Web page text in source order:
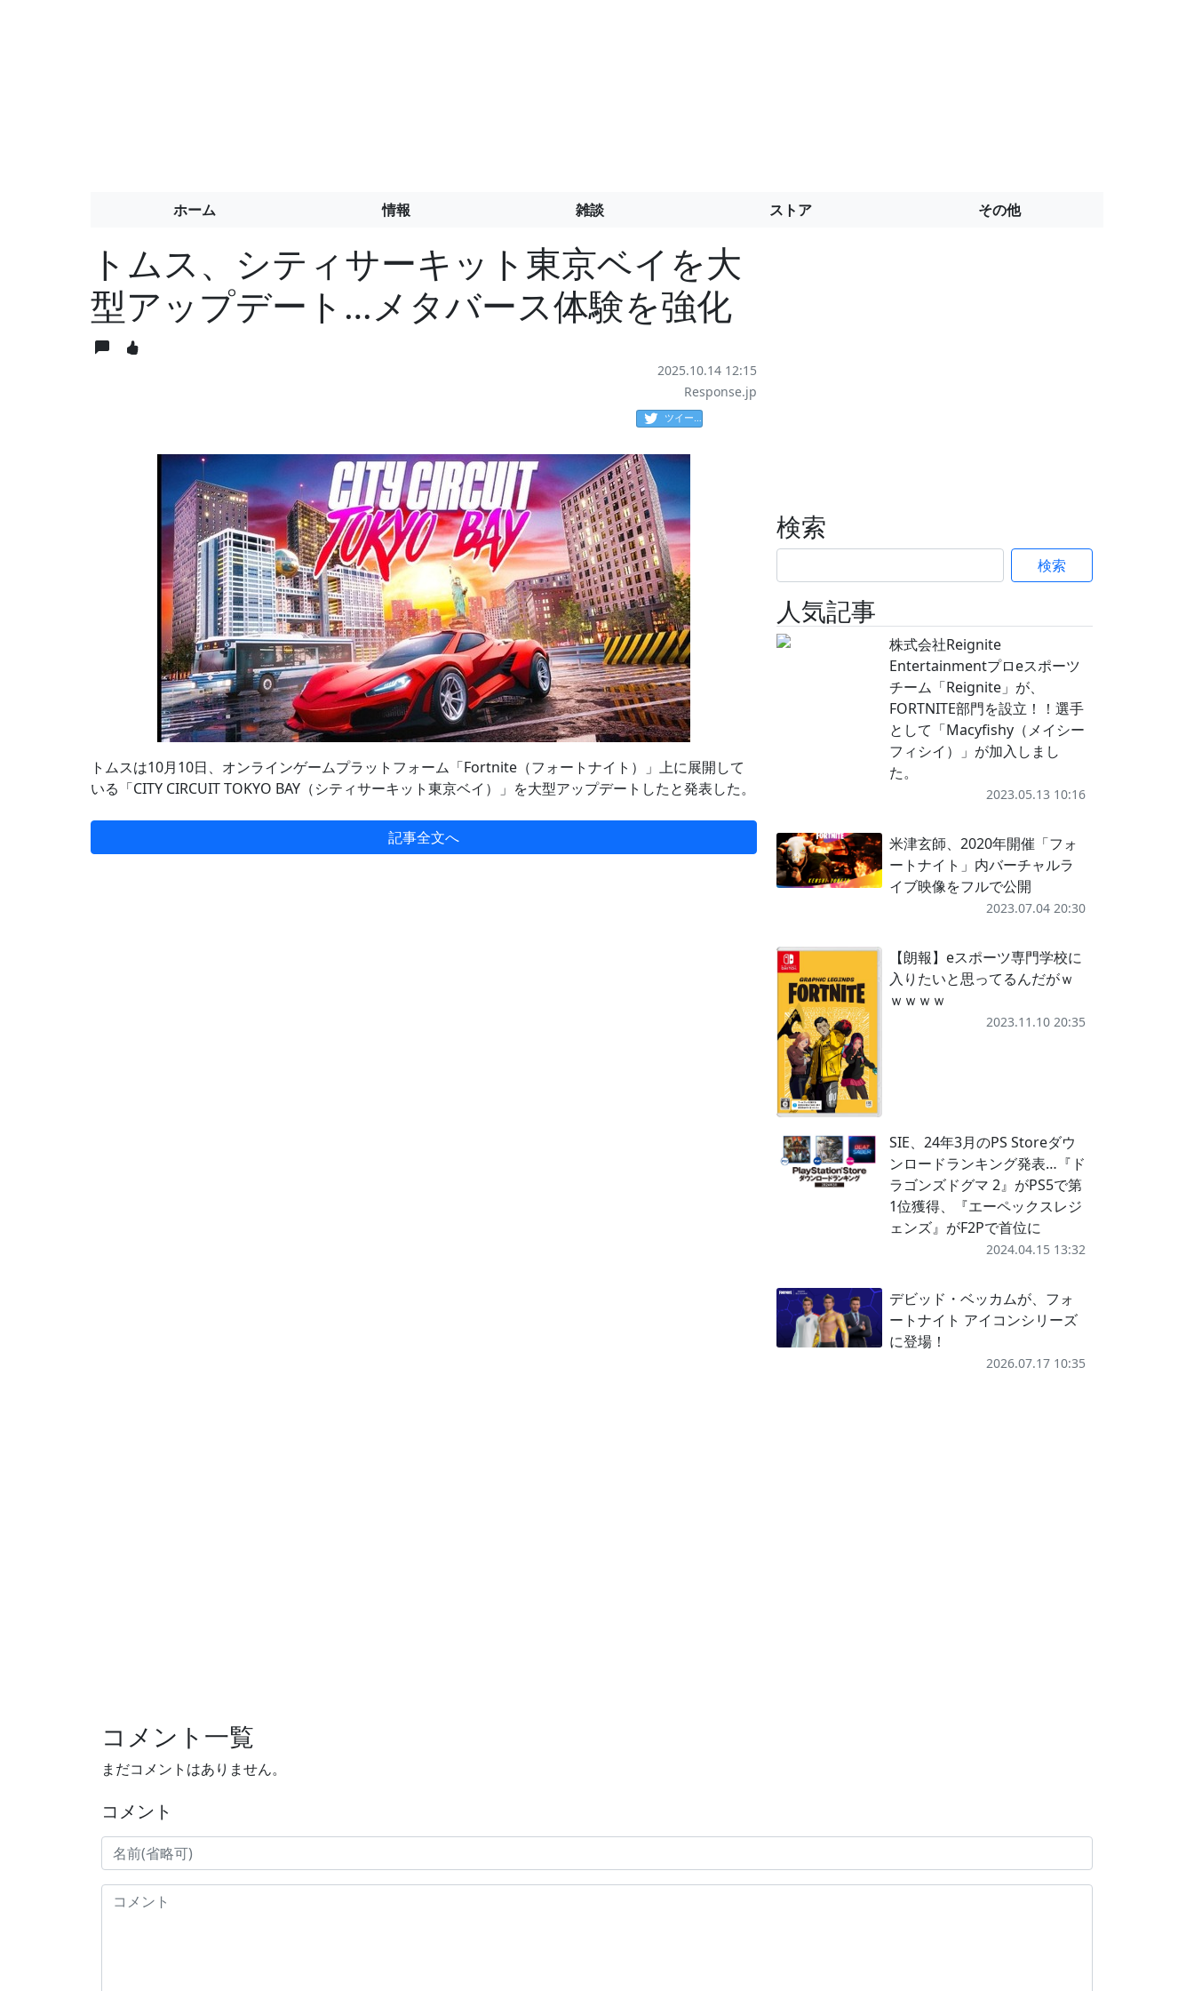
ホーム 情報 雑談 ストア その他
トムス、シティサーキット東京ベイを大
型アップデート…メタバース体験を強化
2025.10.14 12:15
Response.jp
ツイート
トムスは10月10日、オンラインゲームプラットフォーム「Fortnite（フォートナイト）」上に展開して
いる「CITY CIRCUIT TOKYO BAY（シティサーキット東京ベイ）」を大型アップデートしたと発表した。
記事全文へ
検索
検索
人気記事
株式会社Reignite
Entertainmentプロeスポーツ
チーム「Reignite」が、
FORTNITE部門を設立！！選手
として「Macyfishy（メイシー
フィシイ）」が加入しまし
た。
2023.05.13 10:16
米津玄師、2020年開催「フォ
ートナイト」内バーチャルラ
イブ映像をフルで公開
2023.07.04 20:30
【朗報】eスポーツ専門学校に
入りたいと思ってるんだがｗ
ｗｗｗｗ
2023.11.10 20:35
SIE、24年3月のPS Storeダウ
ンロードランキング発表…『ド
ラゴンズドグマ 2』がPS5で第
1位獲得、『エーペックスレジ
ェンズ』がF2Pで首位に
2024.04.15 13:32
デビッド・ベッカムが、フォ
ートナイト アイコンシリーズ
に登場！
2026.07.17 10:35
コメント一覧
まだコメントはありません。
コメント